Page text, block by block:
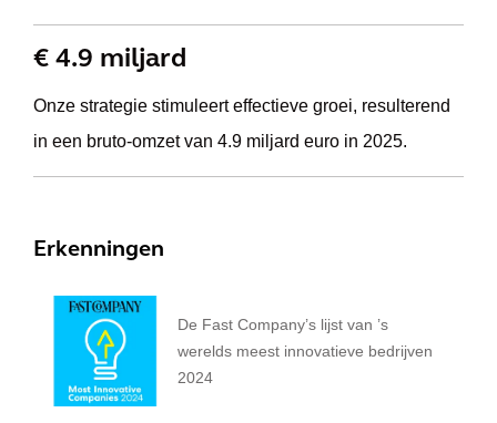
€ 4.9 miljard
Onze strategie stimuleert effectieve groei, resulterend
in een bruto-omzet van 4.9 miljard euro in 2025.
Erkenningen
De Fast Company’s lijst van ’s
werelds meest innovatieve bedrijven
2024